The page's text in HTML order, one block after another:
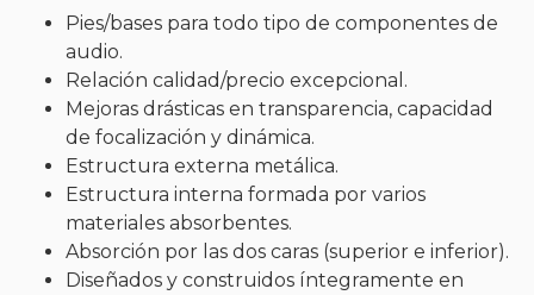
Pies/bases para todo tipo de componentes de
audio.
Relación calidad/precio excepcional.
Mejoras drásticas en transparencia, capacidad
de focalización y dinámica.
Estructura externa metálica.
Estructura interna formada por varios
materiales absorbentes.
Absorción por las dos caras (superior e inferior).
Diseñados y construidos íntegramente en